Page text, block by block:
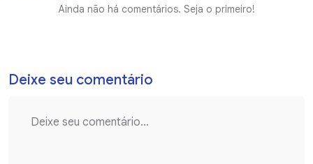
Ainda não há comentários. Seja o primeiro!
Deixe seu comentário